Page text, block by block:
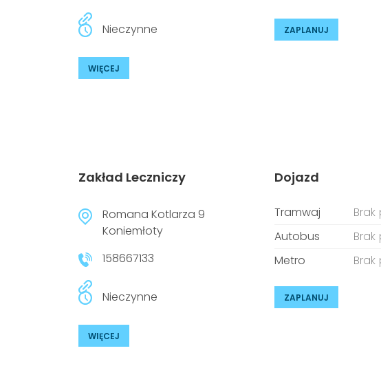
Nieczynne
WIĘCEJ
ZAPLANUJ
Zakład Leczniczy
Romana Kotlarza 9
Koniemłoty
158667133
Nieczynne
WIĘCEJ
Dojazd
Tramwaj
Autobus
Metro
ZAPLANUJ